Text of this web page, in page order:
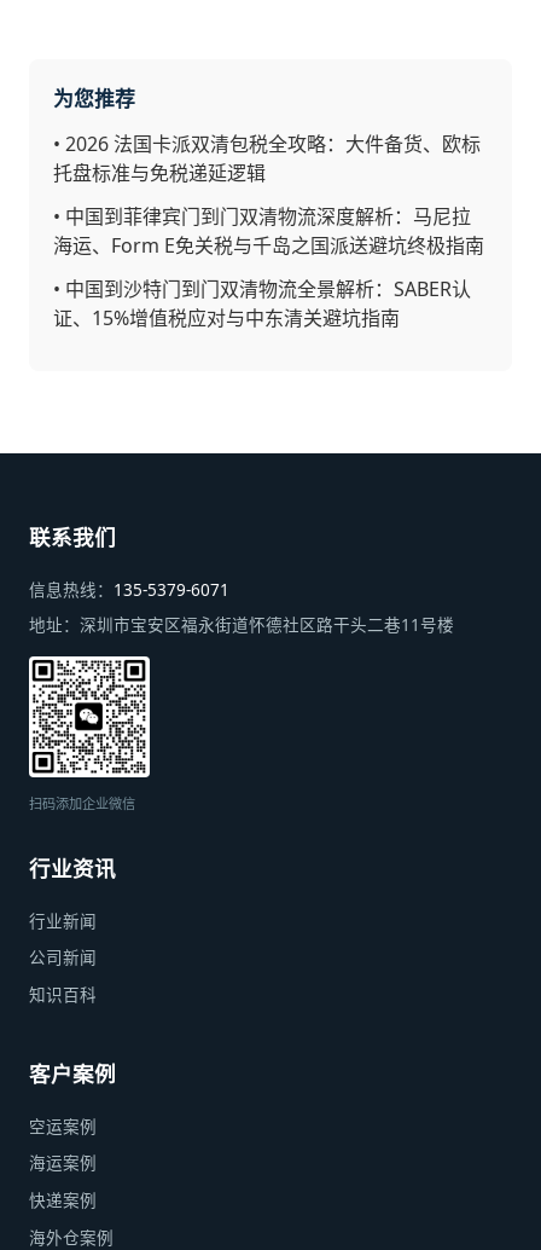
为您推荐
• 2026 法国卡派双清包税全攻略：大件备货、欧标
托盘标准与免税递延逻辑
• 中国到菲律宾门到门双清物流深度解析：马尼拉
海运、Form E免关税与千岛之国派送避坑终极指南
• 中国到沙特门到门双清物流全景解析：SABER认
证、15%增值税应对与中东清关避坑指南
联系我们
信息热线： 135-5379-6071
地址： 深圳市宝安区福永街道怀德社区路干头二巷11号楼
扫码添加企业微信
行业资讯
行业新闻
公司新闻
知识百科
客户案例
空运案例
海运案例
快递案例
海外仓案例